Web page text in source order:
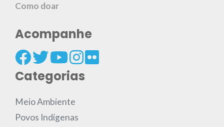
Como doar
Acompanhe
Categorias
Meio Ambiente
Povos Indígenas